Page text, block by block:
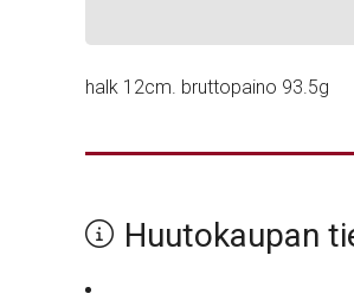
halk 12cm. bruttopaino 93.5g
Huutokaupan